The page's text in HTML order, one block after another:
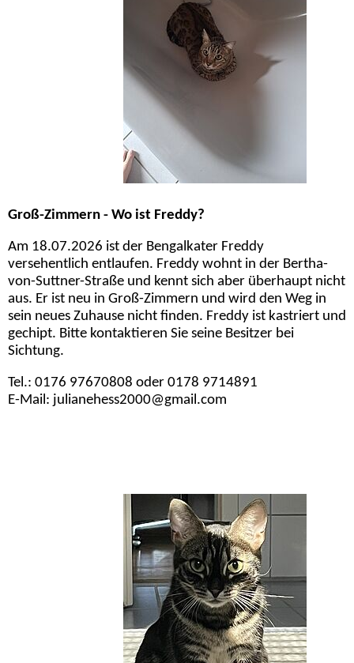
Groß-Zimmern - Wo ist Freddy?
Am 18.07.2026 ist der Bengalkater Freddy
versehentlich entlaufen. Freddy wohnt in der Bertha-
von-Suttner-Straße und kennt sich aber überhaupt nicht
aus. Er ist neu in Groß-Zimmern und wird den Weg in
sein neues Zuhause nicht finden. Freddy ist kastriert und
gechipt. Bitte kontaktieren Sie seine Besitzer bei
Sichtung.
Tel.: 0176 97670808 oder 0178 9714891
E-Mail: julianehess2000@gmail.com